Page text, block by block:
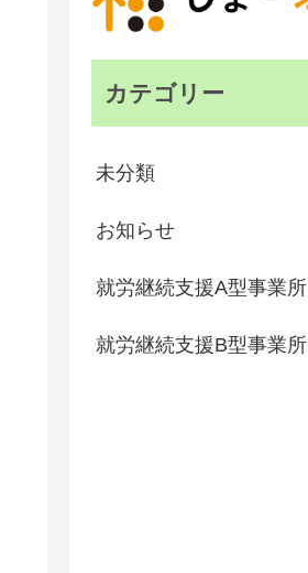
カテゴリー
未分類
お知らせ
就労継続支援A型事業所
就労継続支援B型事業所